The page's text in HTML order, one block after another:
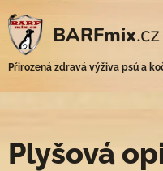
BARFmix.cz
Přirozená zdravá výživa psů a
Plyšová